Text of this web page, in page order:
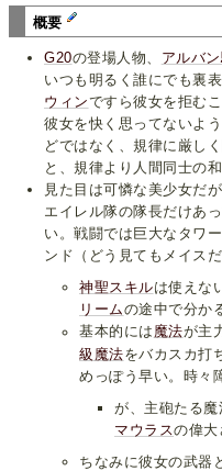
概要
G20の登場人物、 アルバ
いつも明るく誰にでも裏
ウィンですら彼女を拒む
彼女を快く思ってないよ
どではなく、規律に厳し
と、規律より人間同士の
見た目は可憐な美少女だ
エイレル隊の隊長だけあ
い。戦闘では巨大なタワ
ンド（どう見てもメイス
神聖スキルは使えな
リームの途中で分か
基本的には 魔法が主
級魔法をバカスカ打
めっぽう早い。時々
が、主砲たる魔
マウラスの偉大
ちなみに彼女の武器